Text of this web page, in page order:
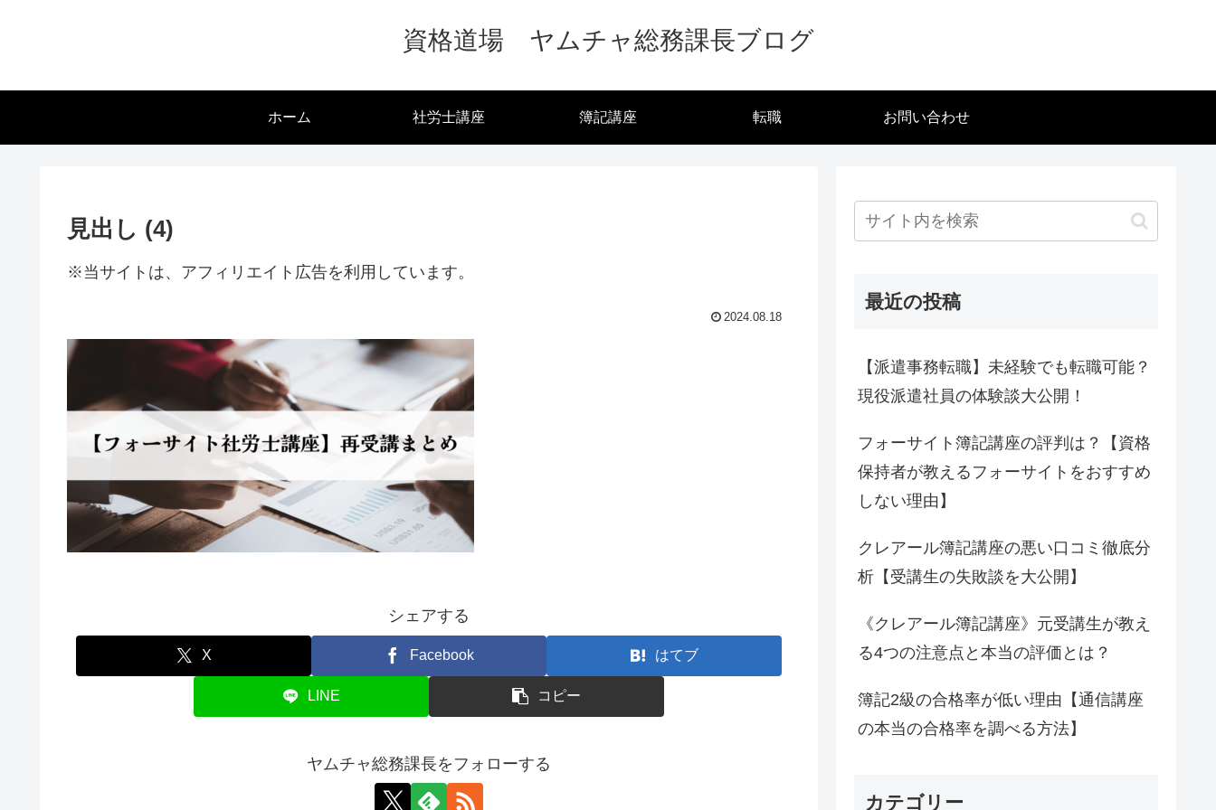
資格道場 ヤムチャ総務課長ブログ
ホーム 社労士講座 簿記講座 転職 お問い合わせ
見出し (4)
※当サイトは、アフィリエイト広告を利用しています。
2024.08.18
シェアする
X Facebook はてブ
LINE コピー
ヤムチャ総務課長をフォローする
最近の投稿
【派遣事務転職】未経験でも転職可能？
現役派遣社員の体験談大公開！
フォーサイト簿記講座の評判は？【資格
保持者が教えるフォーサイトをおすすめ
しない理由】
クレアール簿記講座の悪い口コミ徹底分
析【受講生の失敗談を大公開】
《クレアール簿記講座》元受講生が教え
る4つの注意点と本当の評価とは？
簿記2級の合格率が低い理由【通信講座
の本当の合格率を調べる方法】
カテゴリー